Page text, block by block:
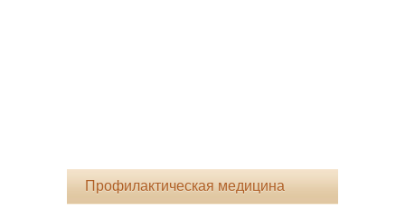
Профилактическая медицина